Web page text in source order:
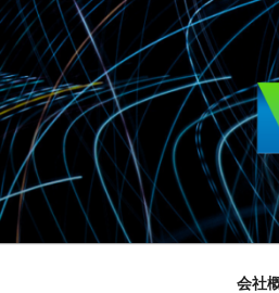
コ
ン
テ
ン
ツ
へ
ス
キ
ッ
株
会社